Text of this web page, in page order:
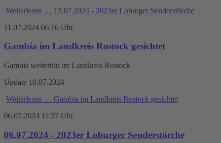
Weiterlesen … 13.07.2024 - 2023er Loburger Senderstörche
11.07.2024 06:16 Uhr
Gambia im Landkreis Rostock gesichtet
Gambia weiterhin im Landkreis Rostock
Update 10.07.2024
Weiterlesen … Gambia im Landkreis Rostock gesichtet
06.07.2024 11:37 Uhr
06.07.2024 - 2023er Loburger Senderstörche